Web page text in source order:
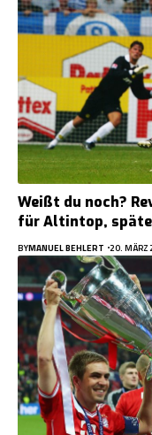
Weißt du noch?
für Altintop,
BYMANUEL BEHLERT 20. MÄRZ